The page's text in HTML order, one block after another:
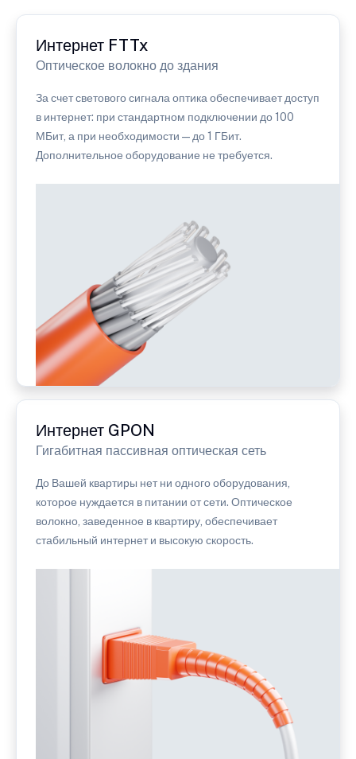
Интернет FTTx
Оптическое волокно до здания
За счет светового сигнала оптика обеспечивает доступ
в интернет: при стандартном подключении до 100
МБит, а при необходимости — до 1 ГБит.
Дополнительное оборудование не требуется.
Интернет GPON
Гигабитная пассивная оптическая сеть
До Вашей квартиры нет ни одного оборудования,
которое нуждается в питании от сети. Оптическое
волокно, заведенное в квартиру, обеспечивает
стабильный интернет и высокую скорость.